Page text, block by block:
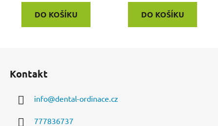
DO KOŠÍKU DO KOŠÍKU
Kontakt
info@dental-ordinace.cz
777836737